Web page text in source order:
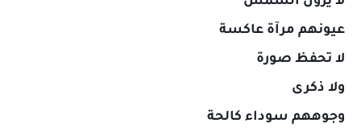
عيونهم مرآة عاكسة
لا تحفظ صورة
ولا ذكرى
وجوههم سوداء كالحة